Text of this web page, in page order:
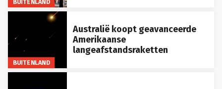
BUITENLAND
BUITENLAND
Australië koopt geavanceerde
Amerikaanse
langeafstandsraketten